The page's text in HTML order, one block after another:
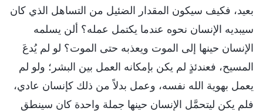
بعيد، فكيف سيكون المقدار الضئيل من التساهل الذي كان
سيبديه الإنسان نحوه عندما يكتمل عمله؟ ألن يسلمه
الإنسان حينها إلى الموت ويعذبه حتى الموت؟ لو لم يُدعَ
المسيح، فعندئذٍ لم يكن بإمكانه العمل بين البشر؛ ولو لم
يعمل بهوية الله نفسه، وعمل بدلاً من ذلك كإنسان عادي،
فلم يكن ليتحمَّل الإنسان حينها جملة واحدة كان سينطق